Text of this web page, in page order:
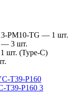
PM10-TG — 1 шт.
— 3 шт.
шт. (Type-C)